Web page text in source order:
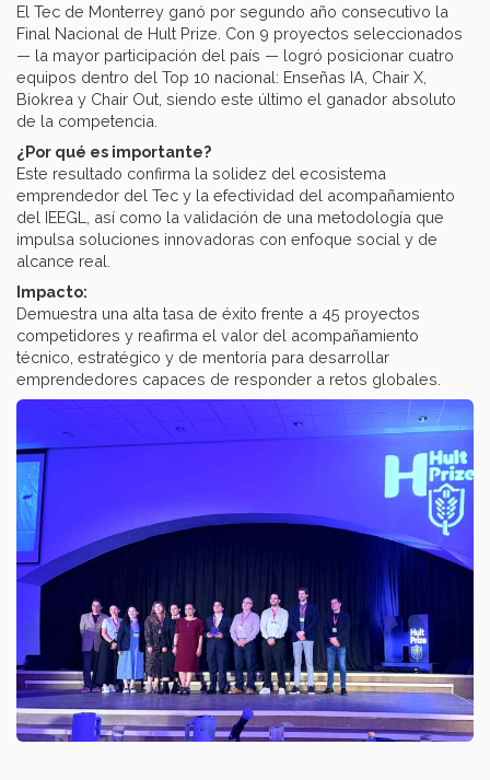
El Tec de Monterrey ganó por segundo año consecutivo la
Final Nacional de Hult Prize. Con 9 proyectos seleccionados
— la mayor participación del país — logró posicionar cuatro
equipos dentro del Top 10 nacional: Enseñas IA, Chair X,
Biokrea y Chair Out, siendo este último el ganador absoluto
de la competencia.
¿Por qué es importante?
Este resultado confirma la solidez del ecosistema
emprendedor del Tec y la efectividad del acompañamiento
del IEEGL, así como la validación de una metodología que
impulsa soluciones innovadoras con enfoque social y de
alcance real.
Impacto:
Demuestra una alta tasa de éxito frente a 45 proyectos
competidores y reafirma el valor del acompañamiento
técnico, estratégico y de mentoría para desarrollar
emprendedores capaces de responder a retos globales.